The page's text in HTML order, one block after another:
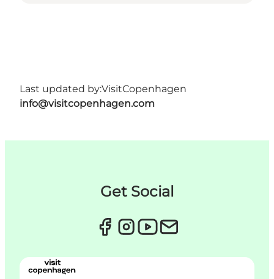
Last updated by:VisitCopenhagen
info@visitcopenhagen.com
Get Social